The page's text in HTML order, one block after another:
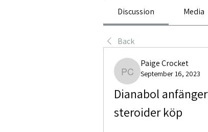
Discussion Media
Back
Paige Crocket
Paige Crocket
September 16, 2023
Dianabol
steroider köp